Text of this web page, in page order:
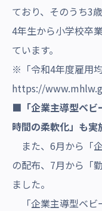
ており、そのうち3
4年生から小学校卒
ています。
※「令和4年度雇用
https://
■「企業主導型ベビ
時間の柔軟化」も実
また、6月から「
の配布、7月から「
ました。
「企業主導型ベビ